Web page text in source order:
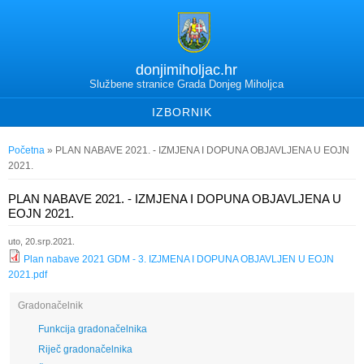
donjimiholjac.hr
Službene stranice Grada Donjeg Miholjca
IZBORNIK
Vi ste ovdje
Početna » PLAN NABAVE 2021. - IZMJENA I DOPUNA OBJAVLJENA U EOJN
2021.
PLAN NABAVE 2021. - IZMJENA I DOPUNA OBJAVLJENA U
EOJN 2021.
uto, 20.srp.2021.
Plan nabave 2021 GDM - 3. IZJMENA I DOPUNA OBJAVLJEN U EOJN
2021.pdf
Gradonačelnik
Funkcija gradonačelnika
Riječ gradonačelnika